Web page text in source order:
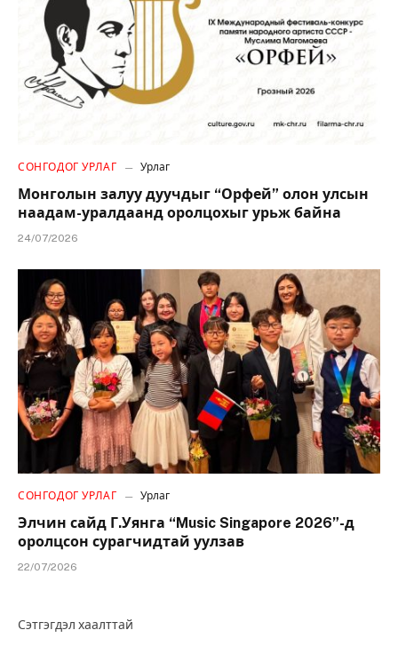
СОНГОДОГ УРЛАГ Урлаг
Монголын залуу дуучдыг “Орфей” олон улсын
наадам-уралдаанд оролцохыг урьж байна
24/07/2026
СОНГОДОГ УРЛАГ Урлаг
Элчин сайд Г.Уянга “Music Singapore 2026”-д
оролцсон сурагчидтай уулзав
22/07/2026
Сэтгэгдэл хаалттай